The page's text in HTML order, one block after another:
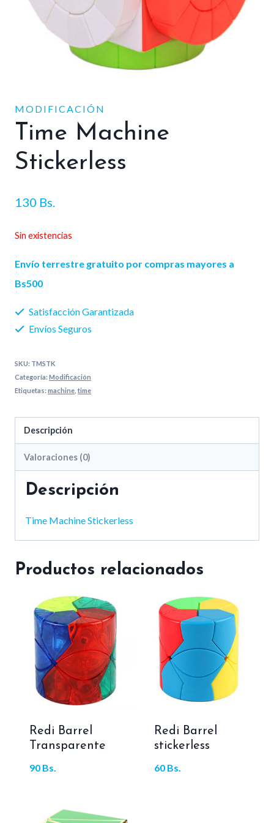
MODIFICACIÓN
Time Machine
Stickerless
130 Bs.
Sin existencias
Envío terrestre gratuito por compras mayores a
Bs500
Satisfacción Garantizada
Envíos Seguros
SKU: TMSTK
Categoría:Modificación
Etiquetas:machine time
Descripción
Valoraciones (0)
Descripción
Time Machine Stickerless
Productos relacionados
Redi Barrel
Transparente
90 Bs.
Redi Barrel
stickerless
60 Bs.